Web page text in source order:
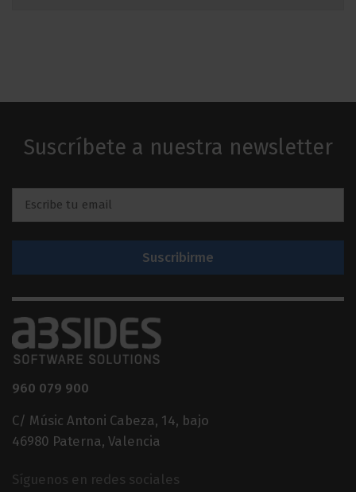
Suscríbete a nuestra newsletter
960 079 900
C/ Músic Antoni Cabeza, 14, bajo
46980 Paterna, Valencia
Síguenos en redes sociales